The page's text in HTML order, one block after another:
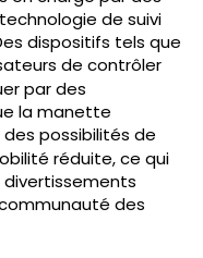
de suivi
dispositifs tels que
de contrôler
par des
la manette
possibilités de
réduite, ce qui
des